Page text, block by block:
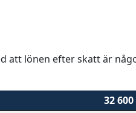
att lönen efter skatt är
32